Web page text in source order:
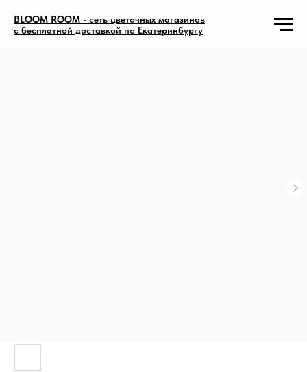
BLOOM ROOM - сеть цветочных магазинов
с бесплатной доставкой по Екатеринбургу